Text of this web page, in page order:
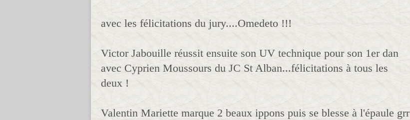
avec les félicitations du jury....Omedeto !!!
Victor Jabouille réussit ensuite son UV technique pour son 1er dan
avec Cyprien Moussours du JC St Alban...félicitations à tous les
deux !
Valentin Mariette marque 2 beaux ippons puis se blesse à l'épaule grr